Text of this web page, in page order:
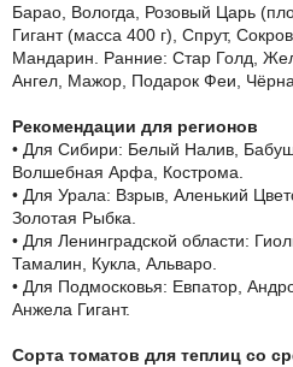
Барао, Вологда, Розовый Царь
Гигант (масса 400 г), Спрут,
Мандарин. Ранние: Стар Голд,
Ангел, Мажор, Подарок Феи,
Рекомендации для регионов
• Для Сибири: Белый Налив,
Волшебная Арфа, Кострома.
• Для Урала: Взрыв, Аленький
Золотая Рыбка.
• Для Ленинградской области:
Тамалин, Кукла, Альваро.
• Для Подмосковья: Евпатор,
Анжела Гигант.
Сорта томатов для теплиц со